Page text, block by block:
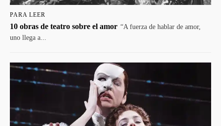
PARA LEER
10 obras de teatro sobre el amor “A fuerza de hablar de amor,
uno llega a...